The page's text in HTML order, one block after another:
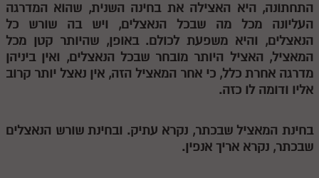
תלמוד עשר הספירות חלק ח
תלמוד עשר הספירות חלק ט
תלמוד עשר הספירות חלק י
תלמוד עשר הספירות חלק יא
תלמוד עשר הספירות חלק יג
התחתונה, היא האצילה את בחינה השנית, שהוא המדרגה
העליונה מכל מה שבכל הנאצלים, ויש בה שורש כל
הנאצלים, והיא משפעת לכולם. באופן, שהיותר קטן מכל
המאציל, האציל היותר מובחר שבכל הנאצלים, ואין ביניהן
מדרגה אחרת כלל, כי אחר המאציל הזה, אין נאצל יותר קרוב
אליו ודומה לו כזה.
בחינת המאציל שבכתר, נקרא עתיק. ובחינת שורש הנאצלים
שבכתר, נקרא אריך אנפין.